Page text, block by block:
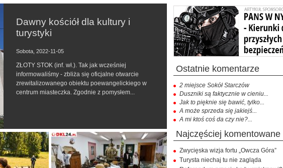
Dawny kościół dla kultury i
turystyki
Sobota, 2022-11-05
ZŁOTY STOK (inf. wł.). Tak jak wcześniej
informowaliśmy - zbliża się oficjalne otwarcie
zrewitalizowanego obiektu poewangelickiego w
centrum miasteczka. Zgodnie z pomysłem...
ostatnie komentarze
2 miejsce Sokół Starczów
Duszniki są faktycznie w cieniu...
Jak to pięknie się bawić, tylko...
A może sprzeda się jakiejś...
A mi ktoś coś da czy nie?...
najczęściej komentowane
Zwycięska wizja fortu „Owcza Góra”
Turysta niechaj tu nie zagląda